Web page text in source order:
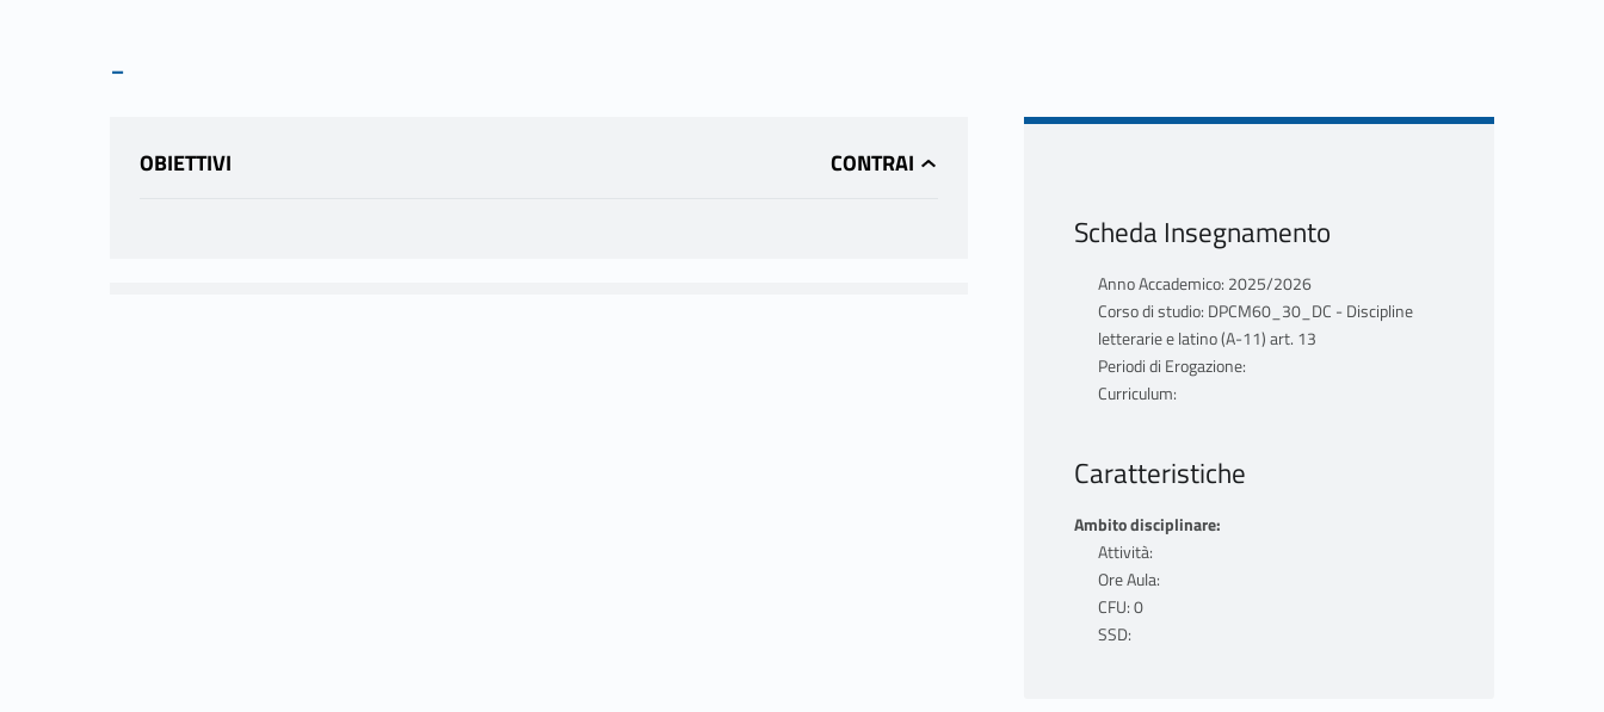
-
OBIETTIVI
Scheda Insegnamento
Anno Accademico: 2025/2026
Corso di studio: DPCM60_30_DC - Discipline
letterarie e latino (A-11) art. 13
Periodi di Erogazione:
Curriculum:
Caratteristiche
Ambito disciplinare:
Attività:
Ore Aula:
CFU: 0
SSD: